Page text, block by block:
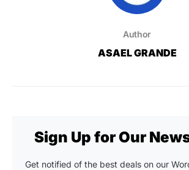
Author
ASAEL GRANDE
Sign Up for Our
Get notified of the best deals on our